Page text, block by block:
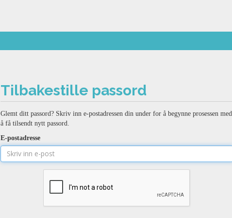
Tilbakestille passord
Glemt ditt passord? Skriv inn e-postadressen din under for å begynne prosessen med
å få tilsendt nytt passord.
E-postadresse